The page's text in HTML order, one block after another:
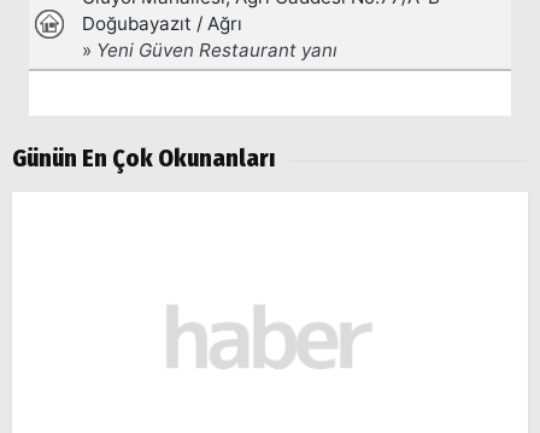
Günün En Çok Okunanları